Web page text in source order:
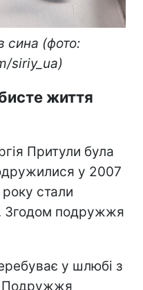
сина (фото:
siriy_ua)
життя
Притули була
у 2007
стали
Згодом подружжя
у шлюбі з
Подружжя